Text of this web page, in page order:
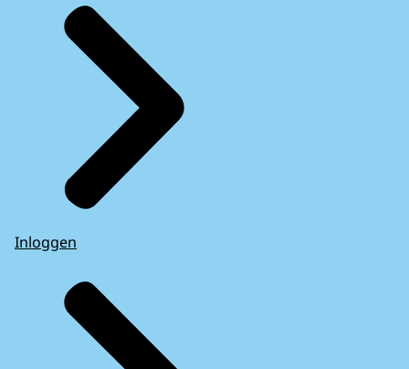
Inloggen